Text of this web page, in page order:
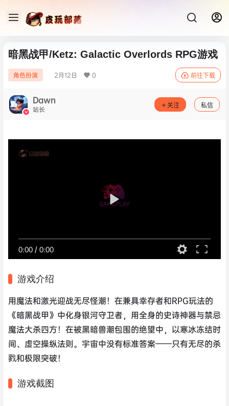
暗黑战甲/Ketz: Galactic Overlords RPG游戏
角色扮演 2月12日 0 前往下载
Dawn
站长 关注 私信
0:00 / 0:00
游戏介绍
用魔法和激光迎战无尽怪潮！在兼具幸存者和RPG玩法的
《暗黑战甲》中化身银河守卫者，用全身的史诗神器与禁忌
魔法大杀四方！在被黑暗兽潮包围的绝望中，以寒冰冻结时
间、虚空操纵法则。宇宙中没有标准答案——只有无尽的杀
戮和极限突破！
游戏截图